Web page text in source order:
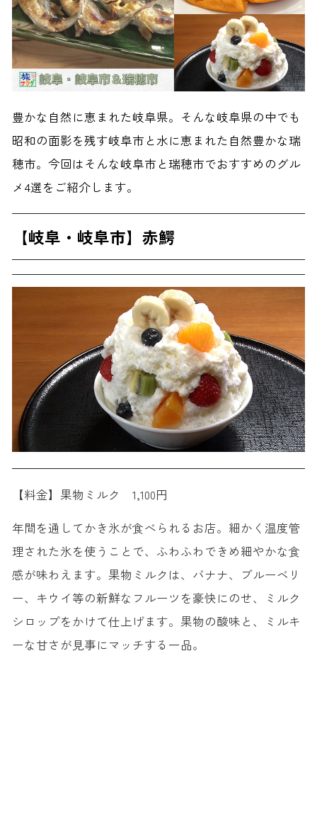
豊かな自然に恵まれた岐阜県。そんな岐阜県の中でも
昭和の面影を残す岐阜市と水に恵まれた自然豊かな瑞
穂市。今回はそんな岐阜市と瑞穂市でおすすめのグル
メ4選をご紹介します。
【岐阜・岐阜市】赤鰐
【料金】果物ミルク 1,100円
年間を通してかき氷が食べられるお店。細かく温度管
理された氷を使うことで、ふわふわできめ細やかな食
感が味わえます。果物ミルクは、バナナ、ブルーベリ
ー、キウイ等の新鮮なフルーツを豪快にのせ、ミルク
シロップをかけて仕上げます。果物の酸味と、ミルキ
ーな甘さが見事にマッチする一品。